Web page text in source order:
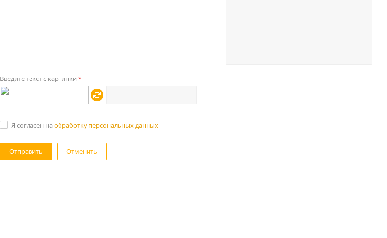
Введите текст с картинки *
Я согласен на обработку персональных данных
Отменить